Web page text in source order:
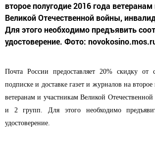
второе полугодие 2016 года
Великой Отечественной войны,
Для этого необходимо предъявить
удостоверение. Фото:
Почта России предоставляет 20% скидку от
подписке и доставке газет и журналов на
ветеранам и участникам Великой
и 2 групп. Для этого необходимо
удостоверение.